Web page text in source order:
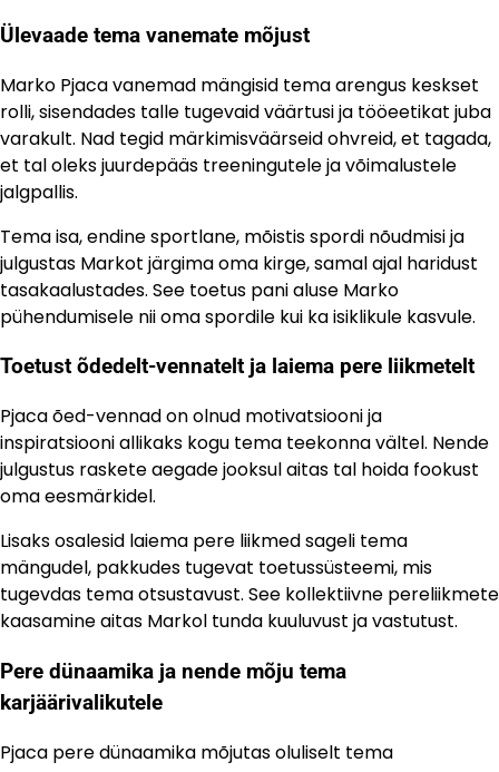
Ülevaade tema vanemate mõjust
Marko Pjaca vanemad mängisid tema arengus keskset
rolli, sisendades talle tugevaid väärtusi ja tööeetikat juba
varakult. Nad tegid märkimisväärseid ohvreid, et tagada,
et tal oleks juurdepääs treeningutele ja võimalustele
jalgpallis.
Tema isa, endine sportlane, mõistis spordi nõudmisi ja
julgustas Markot järgima oma kirge, samal ajal haridust
tasakaalustades. See toetus pani aluse Marko
pühendumisele nii oma spordile kui ka isiklikule kasvule.
Toetust õdedelt-vennatelt ja laiema pere liikmetelt
Pjaca õed-vennad on olnud motivatsiooni ja
inspiratsiooni allikaks kogu tema teekonna vältel. Nende
julgustus raskete aegade jooksul aitas tal hoida fookust
oma eesmärkidel.
Lisaks osalesid laiema pere liikmed sageli tema
mängudel, pakkudes tugevat toetussüsteemi, mis
tugevdas tema otsustavust. See kollektiivne pereliikmete
kaasamine aitas Markol tunda kuuluvust ja vastutust.
Pere dünaamika ja nende mõju tema
karjäärivalikutele
Pjaca pere dünaamika mõjutas oluliselt tema